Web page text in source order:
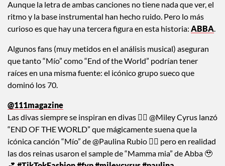
Paulina + ABBA + Miley
Aunque la letra de ambas canciones no tiene nada que ver, el
ritmo y la base instrumental han hecho ruido. Pero lo más
curioso es que hay una tercera figura en esta historia:ABBA
Algunos fans (muy metidos en el análisis musical) aseguran
que tanto “Mío” como “End of the World” podrían tener
raíces en una misma fuente: el icónico grupo sueco que
dominó los 70.
@111magazine
Las divas siempre se inspiran en divas 💁‍♀️ @Miley Cyrus lanzó